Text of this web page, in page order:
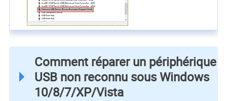
Comment réparer un périphérique
USB non reconnu sous Windows
10/8/7/XP/Vista